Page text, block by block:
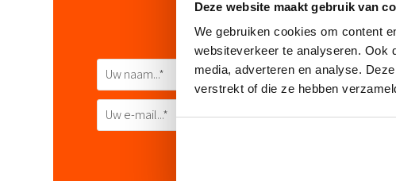
Deze website maakt gebruik van
We gebruiken cookies om content
websiteverkeer te analyseren. Ook
media, adverteren en analyse.
verstrekt of die ze hebben